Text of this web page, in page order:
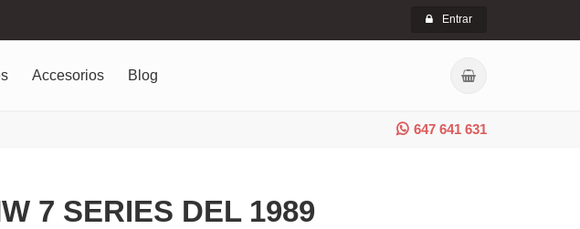
Entrar
Accesorios Blog
647 641 631
7 SERIES DEL 1989